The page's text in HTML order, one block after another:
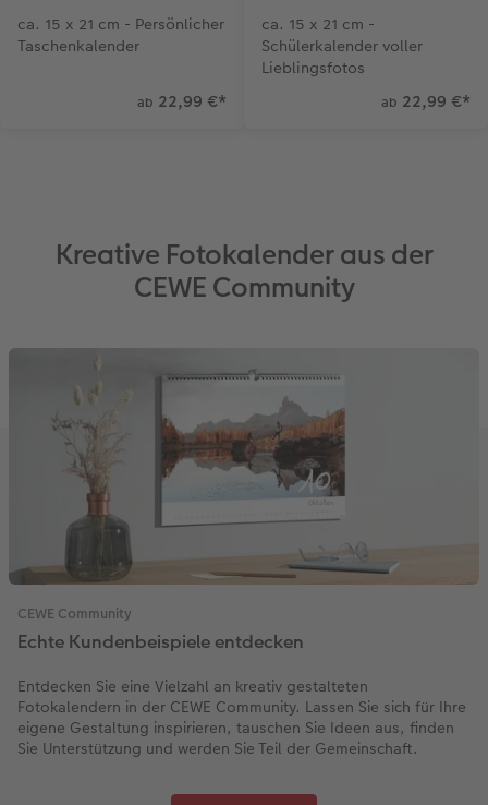
Anleitungen & Hilfe
Inspiration
im Wunschformat
Neuheiten
Digitale Grußkarte
CEWE myPhotos
CEWE myPhotos
Neuheiten
ca. 15 x 21 cm - Persönlicher
Taschenkalender
ab 22,99 €*
ca. 15 x 21 cm -
Schülerkalender voller
Lieblingsfotos
ab 22,99 €*
Kreative Fotokalender aus der
CEWE Community
CEWE Community
Echte Kundenbeispiele entdecken
Entdecken Sie eine Vielzahl an kreativ gestalteten
Fotokalendern in der CEWE Community. Lassen Sie sich für Ihre
eigene Gestaltung inspirieren, tauschen Sie Ideen aus, finden
Sie Unterstützung und werden Sie Teil der Gemeinschaft.